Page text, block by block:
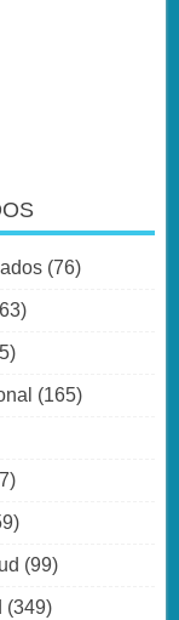
(76)
(165)
(99)
(349)